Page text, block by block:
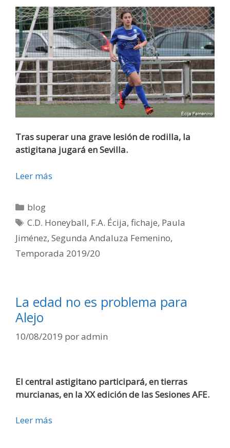
Tras superar una grave lesión de rodilla, la
astigitana jugará en Sevilla.
Leer más
blog
C.D. Honeyball, F.A. Écija,fichaje, Paula
Jiménez, Segunda Andaluza Femenino,
Temporada 2019/20
La edad no es problema para
Alejo
10/08/2019 poradmin
El central astigitano participará, en tierras
murcianas, en la XX edición de las Sesiones AFE.
Leer más